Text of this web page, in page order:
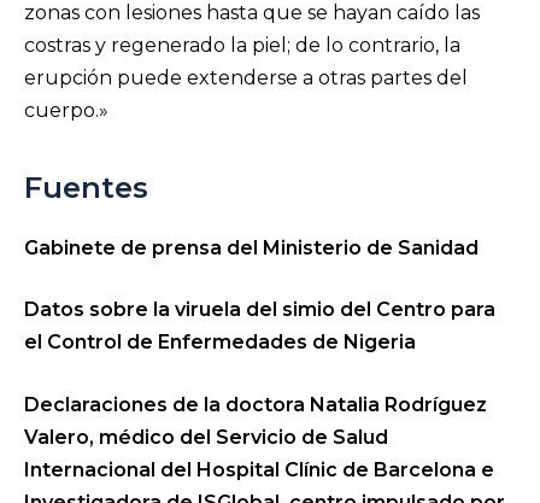
zonas con lesiones hasta que se hayan caído las
costras y regenerado la piel; de lo contrario, la
erupción puede extenderse a otras partes del
cuerpo.»
Fuentes
Gabinete de prensa del Ministerio de Sanidad
Datos sobre la viruela del simio del Centro para
el Control de Enfermedades de Nigeria
Declaraciones de la doctora Natalia Rodríguez
Valero, médico del Servicio de Salud
Internacional del Hospital Clínic de Barcelona e